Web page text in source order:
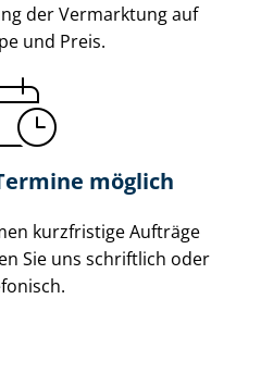
der Vermarktung auf
und Preis.
möglich
kurzfristige Aufträge
Sie uns schriftlich oder